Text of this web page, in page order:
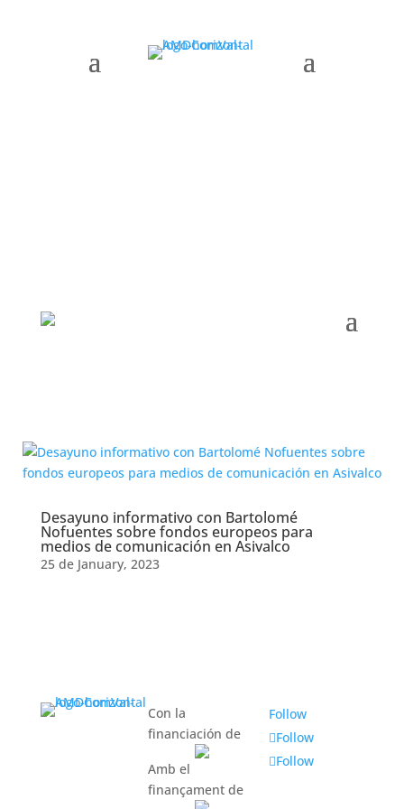
Desayuno informativo con Bartolomé
Nofuentes sobre fondos europeos para
medios de comunicación en Asivalco
25 de January, 2023
Con la
financiación de
Amb el
finançament de
Follow
Follow
Follow